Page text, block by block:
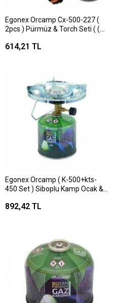
Egonex Orcamp Cx-500-227 (
2pcs ) Pürmüz & Torch Seti ( (
Kamp Gazı 227gr/400ml )*24
614,21 TL
Egonex Orcamp ( K-500+kts-
450 Set ) Siboplu Kamp Ocak &
892,42 TL